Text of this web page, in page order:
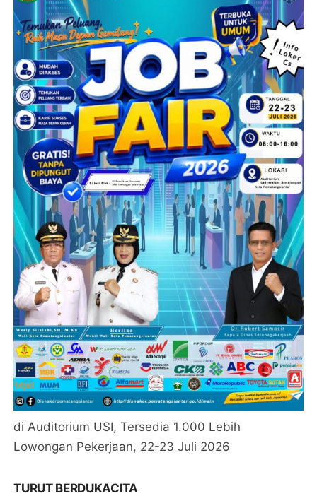
di Auditorium USI, Tersedia 1.000 Lebih
Lowongan Pekerjaan, 22-23 Juli 2026
TURUT BERDUKACITA